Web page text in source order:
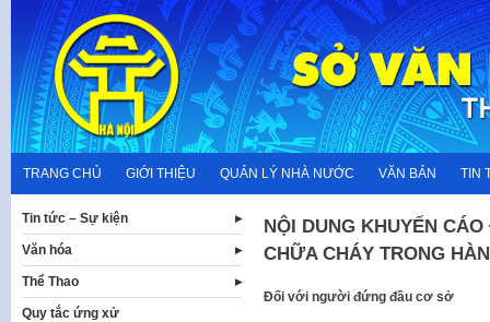
content
TRANG CHỦ GIỚI THIỆU QUẢN LÝ NHÀ NƯỚC VĂN BẢN TIN
NỘI DUNG KHUYẾN
CHỮA CHÁY TRONG
Đối với người đứng đầu cơ sở
Tin tức – Sự kiện
Văn hóa
Thể Thao
Quy tắc ứng xử